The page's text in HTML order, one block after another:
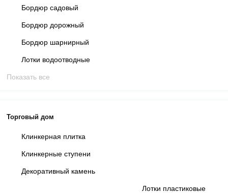
Бордюр садовый
Бордюр дорожный
Бордюр шарнирный
Лотки водоотводные
Показать все
Торговый дом
Клинкерная плитка
Клинкерные ступени
Декоративный камень
Лотки пластиковые